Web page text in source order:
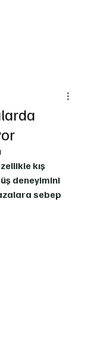
kış
deneyimini
sebep